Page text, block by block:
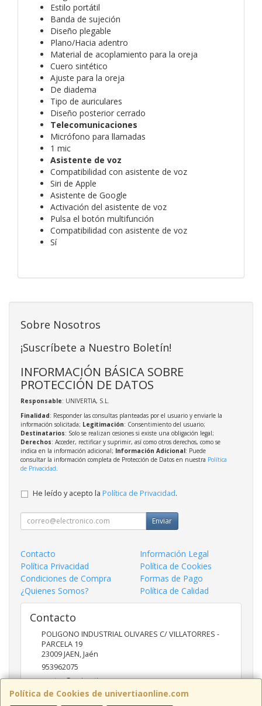
Estilo portátil
Banda de sujeción
Diseño plegable
Plano/Hacia adentro
Material de acoplamiento para la oreja
Cuero sintético
Ajuste para la oreja
De diadema
Tipo de auriculares
Diseño posterior cerrado
Telecomunicaciones
Micrófono para llamadas
1 mic
Asistente de voz
Compatibilidad con asistente de voz
Siri de Apple
Asistente de Google
Activación del asistente de voz
Pulsa el botón multifunción
Compatibilidad con asistente de voz
Sí
Política de Cookies de univertiaonline.com
Sobre Nosotros
¡Suscríbete a Nuestro Boletín!
INFORMACIÓN BÁSICA SOBRE
PROTECCIÓN DE DATOS
Responsable: UNIVERTIA, S.L.
Finalidad: Responder las consultas planteadas por el usuario y enviarle la
información solicitada; Legitimación: Consentimiento del usuario;
Destinatarios: Solo se realizan cesiones si existe una obligación legal;
Derechos: Acceder, rectificar y suprimir, así como otros derechos, como se
indica en la información adicional; Información Adicional: Puede
consultar la información completa de Protección de Datos en nuestra Política
de Privacidad
He leído y acepto la Política de Privacidad.
Enviar
Contacto
Información Legal
Política Privacidad
Política de Cookies
Condiciones de Compra
Formas de Pago
¿Quienes Somos?
Política de Calidad
Contacto
POLIGONO INDUSTRIAL OLIVARES C/ VILLATORRES -
PARCELA 19
23009JAEN,Jaén
953962075
ventas@univertia.es